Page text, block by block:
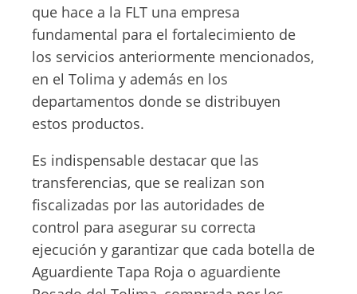
que hace a la FLT una empresa
fundamental para el fortalecimiento de
los servicios anteriormente mencionados,
en el Tolima y además en los
departamentos donde se distribuyen
estos productos.
Es indispensable destacar que las
transferencias, que se realizan son
fiscalizadas por las autoridades de
control para asegurar su correcta
ejecución y garantizar que cada botella de
Aguardiente Tapa Roja o aguardiente